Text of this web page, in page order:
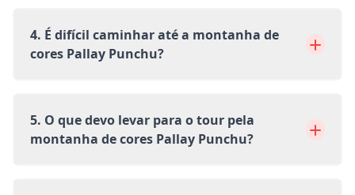
4. É difícil caminhar até a montanha de
cores Pallay Punchu?
5. O que devo levar para o tour pela
montanha de cores Pallay Punchu?